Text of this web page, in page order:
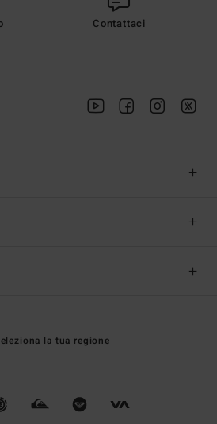
Contattaci
la tua regione